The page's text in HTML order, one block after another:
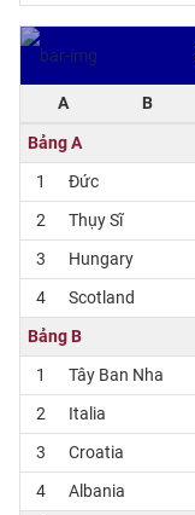
A B
Bảng A
1
Đức
2
Thụy Sĩ
3
Hungary
4
Scotland
Bảng B
1
Tây Ban Nha
2
Italia
3
Croatia
4
Albania